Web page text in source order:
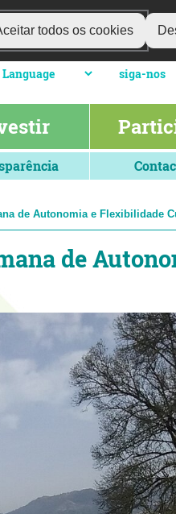
todos os cookies
siga-nos
de Autonomia e Flexibilidade
de